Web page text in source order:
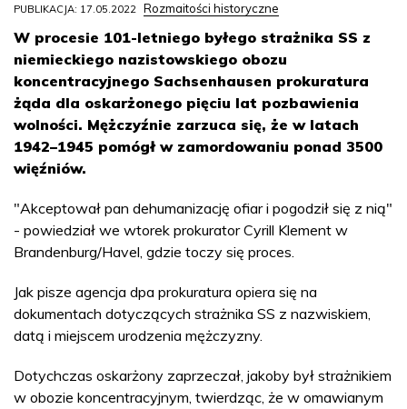
PUBLIKACJA: 17.05.2022 Rozmaitości historyczne
W procesie 101-letniego byłego strażnika SS z
niemieckiego nazistowskiego obozu
koncentracyjnego Sachsenhausen prokuratura
żąda dla oskarżonego pięciu lat pozbawienia
wolności. Mężczyźnie zarzuca się, że w latach
1942–1945 pomógł w zamordowaniu ponad 3500
więźniów.
"Akceptował pan dehumanizację ofiar i pogodził się z nią"
- powiedział we wtorek prokurator Cyrill Klement w
Brandenburg/Havel, gdzie toczy się proces.
Jak pisze agencja dpa prokuratura opiera się na
dokumentach dotyczących strażnika SS z nazwiskiem,
datą i miejscem urodzenia mężczyzny.
Dotychczas oskarżony zaprzeczał, jakoby był strażnikiem
w obozie koncentracyjnym, twierdząc, że w omawianym